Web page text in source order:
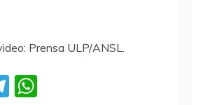
Prensa ULP/ANSL.
T